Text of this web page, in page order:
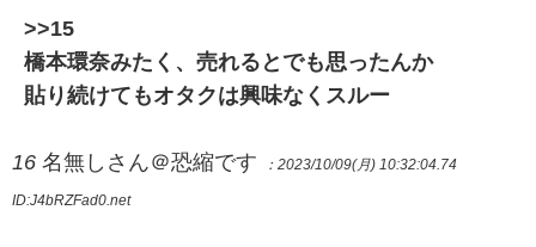
>>15
橋本環奈みたく、売れるとでも思ったんか
貼り続けてもオタクは興味なくスルー
16 名無しさん＠恐縮です ：2023/10/09(月) 10:32:04.74
ID:J4bRZFad0.net